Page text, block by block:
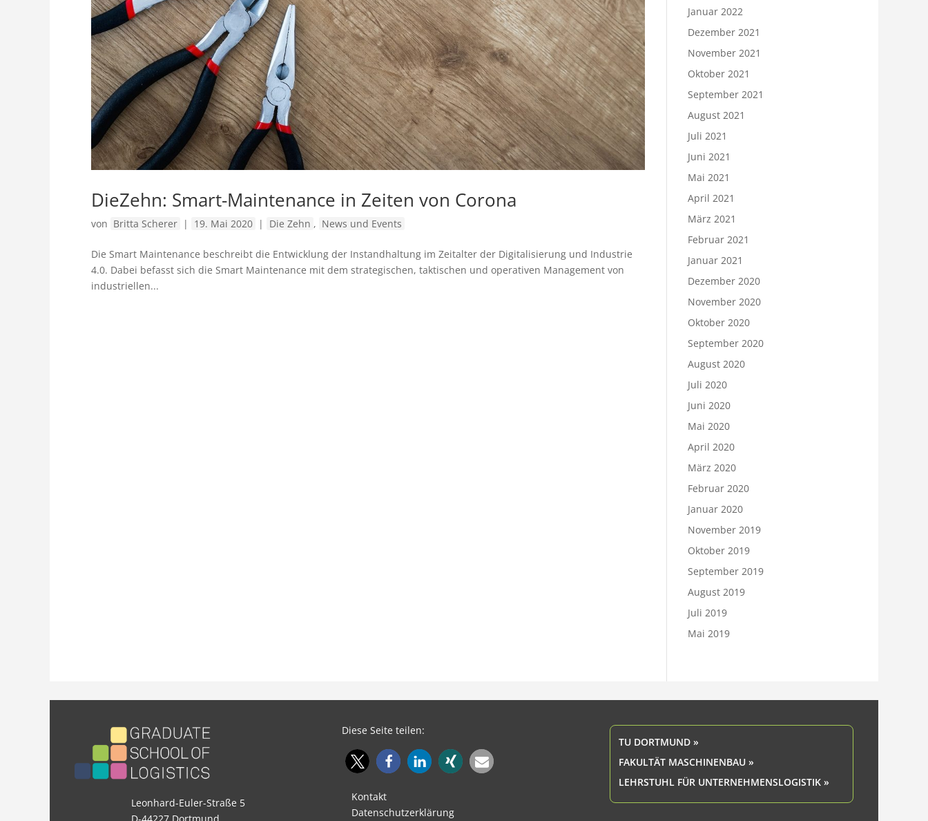
DieZehn: Smart-Maintenance in Zeiten von Corona
von Britta Scherer | 19. Mai 2020 | Die Zehn , News und Events
Die Smart Maintenance beschreibt die Entwicklung der Instandhaltung im Zeitalter der Digitalisierung und Industrie
4.0. Dabei befasst sich die Smart Maintenance mit dem strategischen, taktischen und operativen Management von
industriellen...
Januar 2022
Dezember 2021
November 2021
Oktober 2021
September 2021
August 2021
Juli 2021
Juni 2021
Mai 2021
April 2021
März 2021
Februar 2021
Januar 2021
Dezember 2020
November 2020
Oktober 2020
September 2020
August 2020
Juli 2020
Juni 2020
Mai 2020
April 2020
März 2020
Februar 2020
Januar 2020
November 2019
Oktober 2019
September 2019
August 2019
Juli 2019
Mai 2019
Leonhard-Euler-Straße 5
D-44227 Dortmund
Diese Seite teilen:
Kontakt
Datenschutzerklärung
TU DORTMUND »
FAKULTÄT MASCHINENBAU »
LEHRSTUHL FÜR UNTERNEHMENSLOGISTIK »